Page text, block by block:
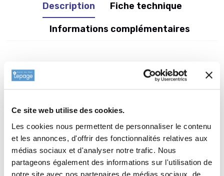
Ce site web utilise des cookies.
Les cookies nous permettent de personnaliser le contenu
et les annonces, d'offrir des fonctionnalités relatives aux
médias sociaux et d'analyser notre trafic. Nous
partageons également des informations sur l'utilisation de
notre site avec nos partenaires de médias sociaux, de
Description Fiche technique
Informations complémentaires
Informations botaniques
Nom vernaculaire : Polygonum - Renouée
Complément : 0
Plantation dePERSICARIA
amplexicaulis 'Alba'
La plantation dune vivace est une opération très simple. Faire